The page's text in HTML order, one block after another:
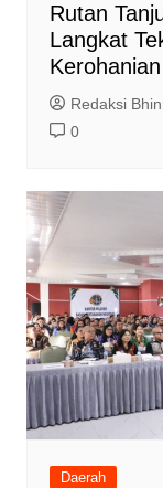
Rutan
Langkat
Redaksi
0
Daerah